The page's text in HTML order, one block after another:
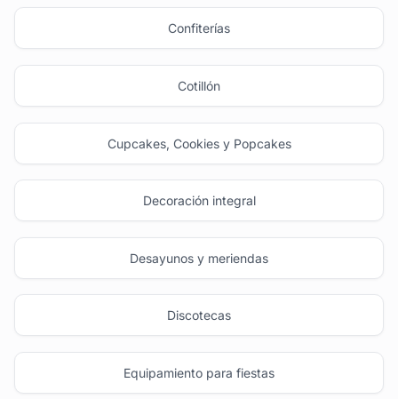
Confiterías
Cotillón
Cupcakes, Cookies y Popcakes
Decoración integral
Desayunos y meriendas
Discotecas
Equipamiento para fiestas